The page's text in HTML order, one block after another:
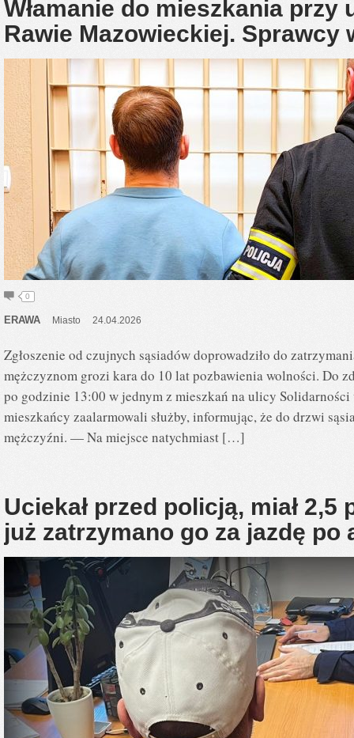
Włamanie do mieszkania przy
Rawie Mazowieckiej. Sprawcy
0
ERAWA Miasto 24.04.2026
Zgłoszenie od czujnych sąsiadów doprowadziło do
mężczyznom grozi kara do 10 lat pozbawienia wolności. Do
po godzinie 13:00 w jednym z mieszkań na ulicy
mieszkańcy zaalarmowali służby, informując, że do drzwi
mężczyźni. — Na miejsce natychmiast […]
Uciekał przed policją, miał
już zatrzymano go za jazdę po